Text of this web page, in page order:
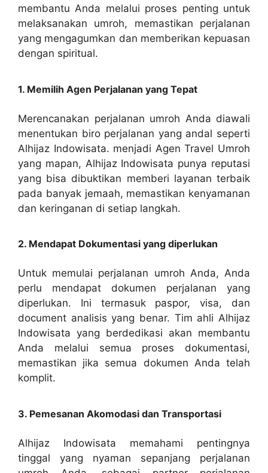
membantu Anda melalui proses penting untuk
melaksanakan umroh, memastikan perjalanan
yang mengagumkan dan memberikan kepuasan
dengan spiritual.
1. Memilih Agen Perjalanan yang Tepat
Merencanakan perjalanan umroh Anda diawali
menentukan biro perjalanan yang andal seperti
Alhijaz Indowisata. menjadi Agen Travel Umroh
yang mapan, Alhijaz Indowisata punya reputasi
yang bisa dibuktikan memberi layanan terbaik
pada banyak jemaah, memastikan kenyamanan
dan keringanan di setiap langkah.
2. Mendapat Dokumentasi yang diperlukan
Untuk memulai perjalanan umroh Anda, Anda
perlu mendapat dokumen perjalanan yang
diperlukan. Ini termasuk paspor, visa, dan
document analisis yang benar. Tim ahli Alhijaz
Indowisata yang berdedikasi akan membantu
Anda melalui semua proses dokumentasi,
memastikan jika semua dokumen Anda telah
komplit.
3. Pemesanan Akomodasi dan Transportasi
Alhijaz Indowisata memahami pentingnya
tinggal yang nyaman sepanjang perjalanan